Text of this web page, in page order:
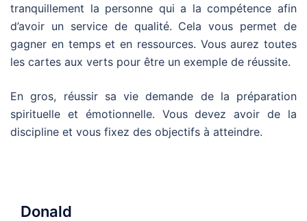
tranquillement la personne qui a la compétence afin
d’avoir un service de qualité. Cela vous permet de
gagner en temps et en ressources. Vous aurez toutes
les cartes aux verts pour être un exemple de réussite.
En gros, réussir sa vie demande de la préparation
spirituelle et émotionnelle. Vous devez avoir de la
discipline et vous fixez des objectifs à atteindre.
Donald